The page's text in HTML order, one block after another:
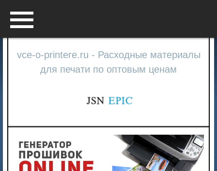
vce-o-printere.ru - Расходные материалы
для печати по оптовым ценам